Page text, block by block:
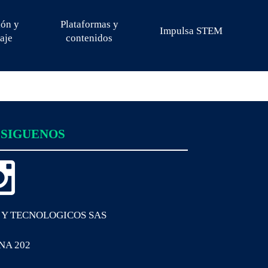
y
Plataformas y
contenidos
Impulsa STEM
SIGUENOS
TECNOLOGICOS SAS
202